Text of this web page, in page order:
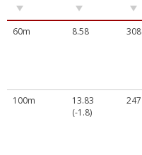
60m 8.58 308
100m
13.83
(-1.8)
247